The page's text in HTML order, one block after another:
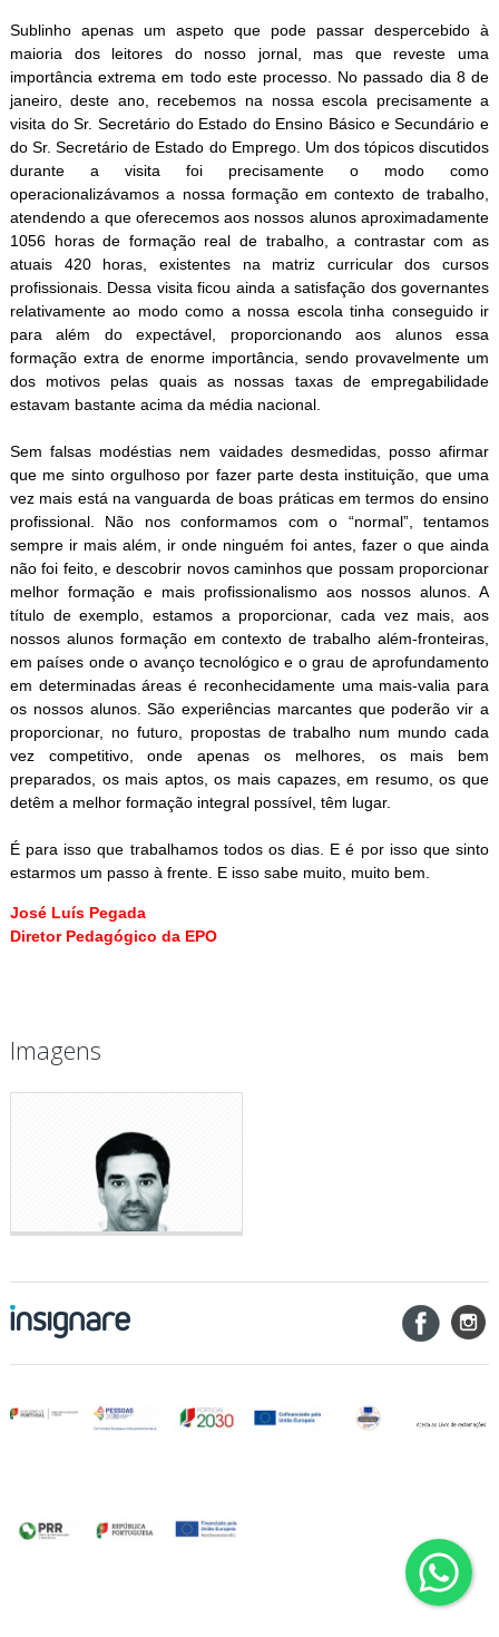
Sublinho apenas um aspeto que pode passar despercebido à
maioria dos leitores do nosso jornal, mas que reveste uma
importância extrema em todo este processo. No passado dia 8 de
janeiro, deste ano, recebemos na nossa escola precisamente a
visita do Sr. Secretário do Estado do Ensino Básico e Secundário e
do Sr. Secretário de Estado do Emprego. Um dos tópicos discutidos
durante a visita foi precisamente o modo como
operacionalizávamos a nossa formação em contexto de trabalho,
atendendo a que oferecemos aos nossos alunos aproximadamente
1056 horas de formação real de trabalho, a contrastar com as
atuais 420 horas, existentes na matriz curricular dos cursos
profissionais. Dessa visita ficou ainda a satisfação dos governantes
relativamente ao modo como a nossa escola tinha conseguido ir
para além do expectável, proporcionando aos alunos essa
formação extra de enorme importância, sendo provavelmente um
dos motivos pelas quais as nossas taxas de empregabilidade
estavam bastante acima da média nacional.
Sem falsas modéstias nem vaidades desmedidas, posso afirmar
que me sinto orgulhoso por fazer parte desta instituição, que uma
vez mais está na vanguarda de boas práticas em termos do ensino
profissional. Não nos conformamos com o “normal”, tentamos
sempre ir mais além, ir onde ninguém foi antes, fazer o que ainda
não foi feito, e descobrir novos caminhos que possam proporcionar
melhor formação e mais profissionalismo aos nossos alunos. A
título de exemplo, estamos a proporcionar, cada vez mais, aos
nossos alunos formação em contexto de trabalho além-fronteiras,
em países onde o avanço tecnológico e o grau de aprofundamento
em determinadas áreas é reconhecidamente uma mais-valia para
os nossos alunos. São experiências marcantes que poderão vir a
proporcionar, no futuro, propostas de trabalho num mundo cada
vez competitivo, onde apenas os melhores, os mais bem
preparados, os mais aptos, os mais capazes, em resumo, os que
detêm a melhor formação integral possível, têm lugar.
É para isso que trabalhamos todos os dias. E é por isso que sinto
estarmos um passo à frente. E isso sabe muito, muito bem.
José Luís Pegada
Diretor Pedagógico da EPO
Imagens